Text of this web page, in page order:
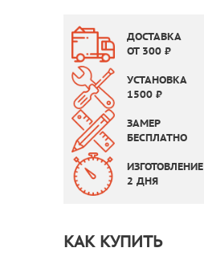
ДОСТАВКА
ОТ 300 ₽
УСТАНОВКА
1500 ₽
ЗАМЕР
БЕСПЛАТНО
ИЗГОТОВЛЕНИЕ
2 ДНЯ
КАК КУПИТЬ